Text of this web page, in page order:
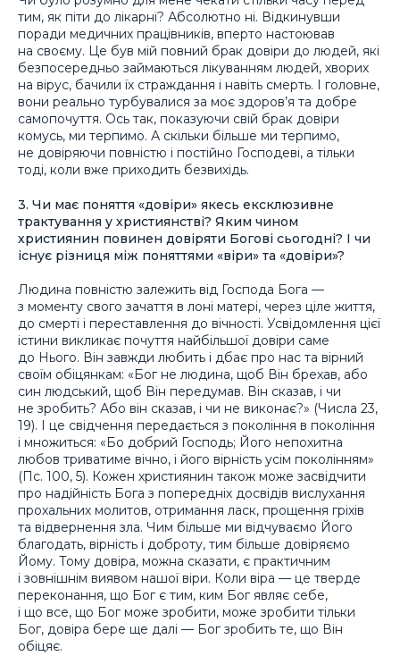
тим, як піти до лікарні? Абсолютно ні. Відкинувши
поради медичних працівників, вперто настоював
на своєму. Це був мій повний брак довіри до людей, які
безпосередньо займаються лікуванням людей, хворих
на вірус, бачили їх страждання і навіть смерть. І головне,
вони реально турбувалися за моє здоров’я та добре
самопочуття. Ось так, показуючи свій брак довіри
комусь, ми терпимо. А скільки більше ми терпимо,
не довіряючи повністю і постійно Господеві, а тільки
тоді, коли вже приходить безвихідь.
3. Чи має поняття «довіри» якесь ексклюзивне
трактування у християнстві? Яким чином
християнин повинен довіряти Богові сьогодні? І чи
існує різниця між поняттями «віри» та «довіри»?
Людина повністю залежить від Господа Бога —
з моменту свого зачаття в лоні матері, через ціле життя,
до смерті і переставлення до вічності. Усвідомлення цієї
істини викликає почуття найбільшої довіри саме
до Нього. Він завжди любить і дбає про нас та вірний
своїм обіцянкам: «Бог не людина, щоб Він брехав, або
син людський, щоб Він передумав. Він сказав, і чи
не зробить? Або він сказав, і чи не виконає?» (Числа 23,
19). І це свідчення передається з покоління в покоління
і множиться: «Бо добрий Господь; Його непохитна
любов триватиме вічно, і його вірність усім поколінням»
(Пс. 100, 5). Кожен християнин також може засвідчити
про надійність Бога з попередніх досвідів вислухання
прохальних молитов, отримання ласк, прощення гріхів
та відвернення зла. Чим більше ми відчуваємо Його
благодать, вірність і доброту, тим більше довіряємо
Йому. Тому довіра, можна сказати, є практичним
і зовнішнім виявом нашої віри. Коли віра — це тверде
переконання, що Бог є тим, ким Бог являє себе,
і що все, що Бог може зробити, може зробити тільки
Бог, довіра бере ще далі — Бог зробить те, що Він
обіцяє.